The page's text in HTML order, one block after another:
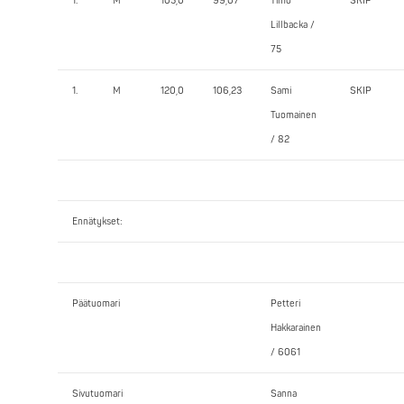
Lillbacka /
75
1. M 120,0 106,23 Sami
Tuomainen
/ 82
SKIP
Ennätykset:
Päätuomari Petteri
Hakkarainen
/ 6061
Sivutuomari Sanna